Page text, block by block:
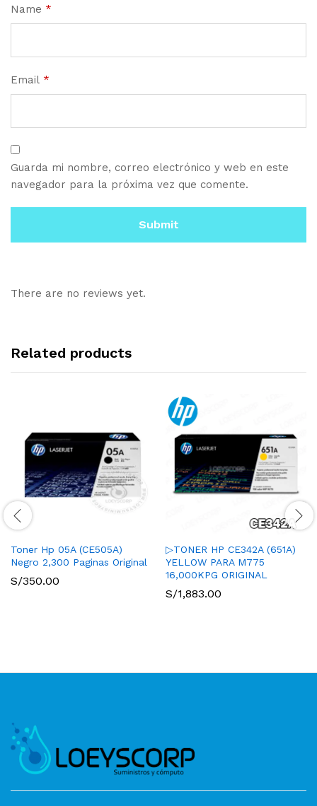
Name *
Email *
Guarda mi nombre, correo electrónico y web en este
navegador para la próxima vez que comente.
There are no reviews yet.
Related products
Toner Hp 05A (CE505A)
Negro 2,300 Paginas Original
S/350.00
▷TONER HP CE342A (651A)
YELLOW PARA M775
16,000KPG ORIGINAL
S/1,883.00